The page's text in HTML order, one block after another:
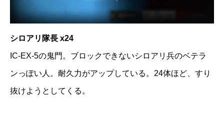
シロアリ隊長 x24
IC-EX-5の鬼門。ブロックできないシロアリ兵のベテラ
ンっぽい人。耐久力がアップしている。24体ほど、すり
抜けようとしてくる。